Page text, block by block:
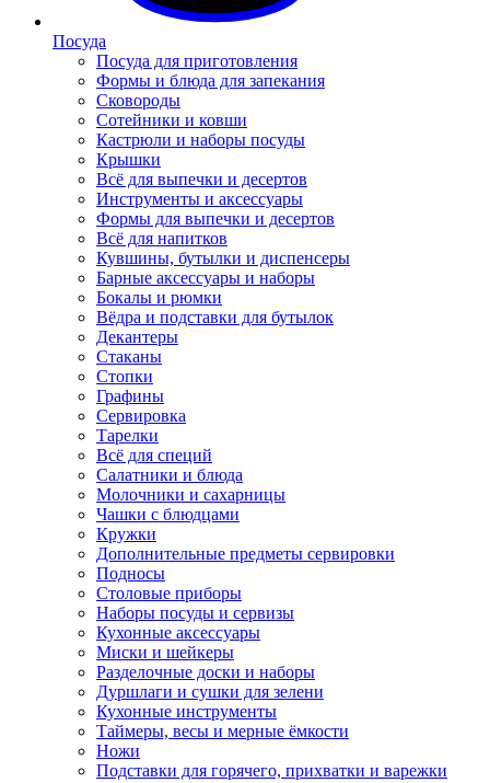
Посуда
Посуда для приготовления
Формы и блюда для запекания
Сковороды
Сотейники и ковши
Кастрюли и наборы посуды
Крышки
Всё для выпечки и десертов
Инструменты и аксессуары
Формы для выпечки и десертов
Всё для напитков
Кувшины, бутылки и диспенсеры
Барные аксессуары и наборы
Бокалы и рюмки
Вёдра и подставки для бутылок
Декантеры
Стаканы
Стопки
Графины
Сервировка
Тарелки
Всё для специй
Салатники и блюда
Молочники и сахарницы
Чашки с блюдцами
Кружки
Дополнительные предметы сервировки
Подносы
Столовые приборы
Наборы посуды и сервизы
Кухонные аксессуары
Миски и шейкеры
Разделочные доски и наборы
Дуршлаги и сушки для зелени
Кухонные инструменты
Таймеры, весы и мерные ёмкости
Ножи
Подставки для горячего, прихватки и варежки